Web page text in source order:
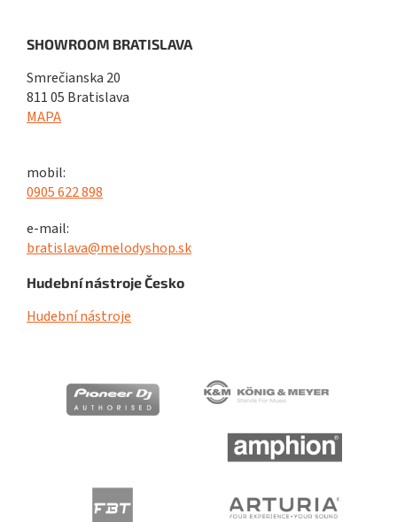
SHOWROOM BRATISLAVA
Smrečianska 20
811 05 Bratislava
MAPA
mobil:
0905 622 898
e-mail:
bratislava@melodyshop.sk
Hudební nástroje Česko
Hudební nástroje